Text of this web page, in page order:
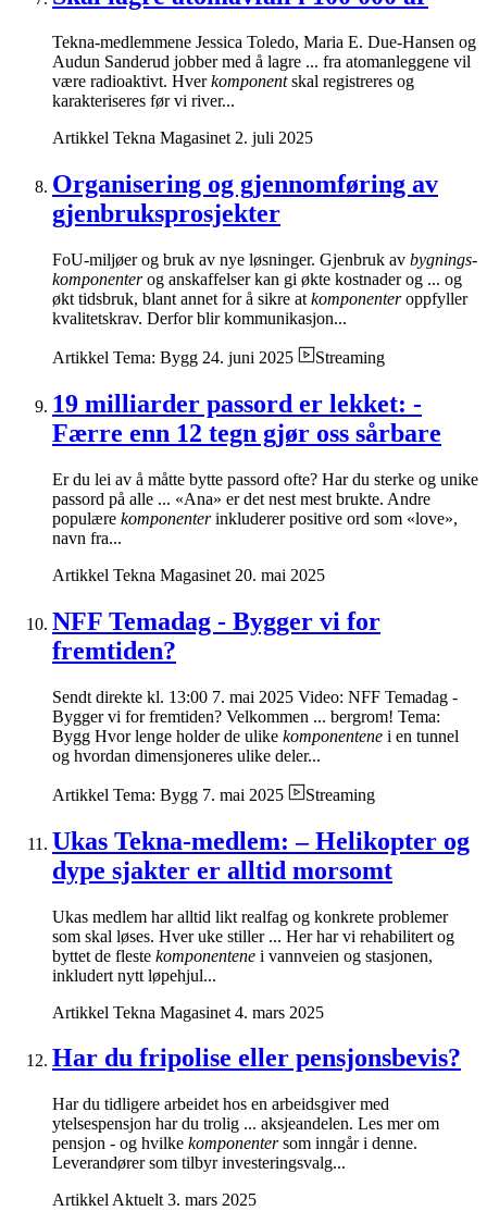
Tekna-medlemmene Jessica Toledo, Maria E. Due-Hansen og
Audun Sanderud jobber med å lagre ... fra atomanleggene vil
være radioaktivt. Hverkomponentskal registreres og
karakteriseres før vi river...
Artikkel Tekna Magasinet 2. juli 2025
Organisering og gjennomføring av
gjenbruksprosjekter
FoU-miljøer og bruk av nye løsninger. Gjenbruk av bygnings-
komponenterog anskaffelser kan gi økte kostnader og ... og
økt tidsbruk, blant annet for å sikre at komponenteroppfyller
kvalitetskrav. Derfor blir kommunikasjon...
Artikkel Tema: Bygg 24. juni 2025 Streaming
19 milliarder passord er lekket: -
Færre enn 12 tegn gjør oss sårbare
Er du lei av å måtte bytte passord ofte? Har du sterke og unike
passord på alle ... «Ana» er det nest mest brukte. Andre
populære komponenterinkluderer positive ord som «love»,
navn fra...
Artikkel Tekna Magasinet 20. mai 2025
NFF Temadag - Bygger vi for
fremtiden?
Sendt direkte kl. 13:00 7. mai 2025 Video: NFF Temadag -
Bygger vi for fremtiden? Velkommen ... bergrom! Tema:
Bygg Hvor lenge holder de ulike komponentene i en tunnel
og hvordan dimensjoneres ulike deler...
Artikkel Tema: Bygg 7. mai 2025 Streaming
Ukas Tekna-medlem: – Helikopter og
dype sjakter er alltid morsomt
Ukas medlem har alltid likt realfag og konkrete problemer
som skal løses. Hver uke stiller ... Her har vi rehabilitert og
byttet de fleste komponentene i vannveien og stasjonen,
inkludert nytt løpehjul...
Artikkel Tekna Magasinet 4. mars 2025
Har du fripolise eller pensjonsbevis?
Har du tidligere arbeidet hos en arbeidsgiver med
ytelsespensjon har du trolig ... aksjeandelen. Les mer om
pensjon - og hvilke komponentersom inngår i denne.
Leverandører som tilbyr investeringsvalg...
Artikkel Aktuelt 3. mars 2025